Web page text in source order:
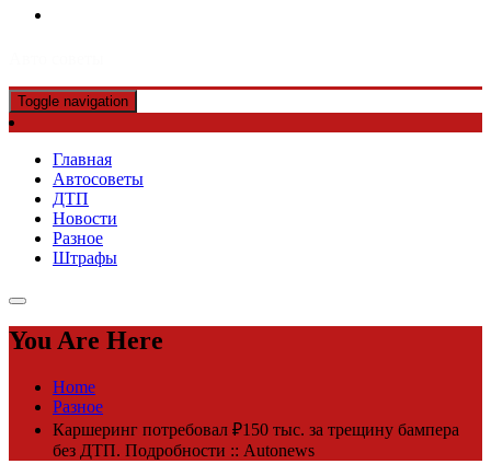
Toggle navigation
Главная
Автосоветы
ДТП
Новости
Разное
Штрафы
You Are Here
Home
Разное
Каршеринг потребовал ₽150 тыс. за трещину бампера
без ДТП. Подробности :: Autonews